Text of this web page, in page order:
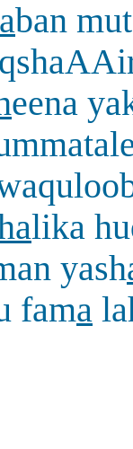
aban
eena
lika
yash
fama